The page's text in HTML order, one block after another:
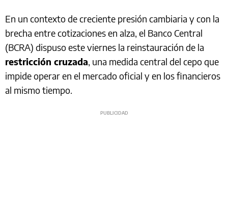
En un contexto de creciente presión cambiaria y con la
brecha entre cotizaciones en alza, el Banco Central
(BCRA) dispuso este viernes la reinstauración de la
restricción cruzada, una medida central del cepo que
impide operar en el mercado oficial y en los financieros
al mismo tiempo.